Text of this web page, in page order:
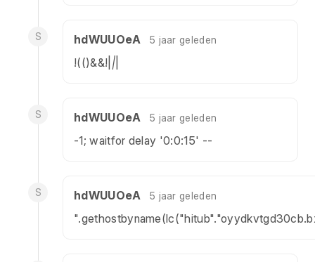
S hdWUUOeA 5 jaar geleden
!(()&&!| ||
S hdWUUOeA 5 jaar geleden
-1; waitfor delay '0:0:15' --
S hdWUUOeA 5 jaar geleden